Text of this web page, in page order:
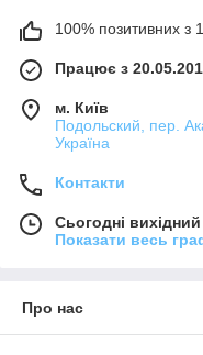
100% позитивних з
Працює з
м. Київ
Подольский, пер.
Україна
Контакти
Сьогодні вихідний
Показати весь
Про нас